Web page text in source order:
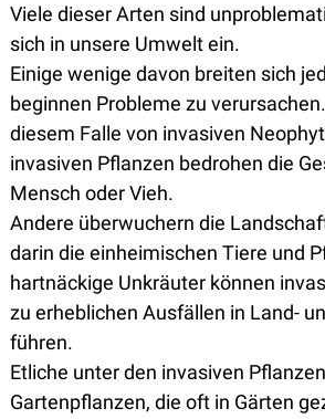
Viele dieser Arten sind
sich in unsere Umwelt ein.
Einige wenige davon breiten sich
beginnen Probleme zu
diesem Falle von invasiven
invasiven Pflanzen bedrohen die
Mensch oder Vieh.
Andere überwuchern die
darin die einheimischen Tiere und
hartnäckige Unkräuter können
zu erheblichen Ausfällen in Land-
führen.
Etliche unter den invasiven
Gartenpflanzen, die oft in Gärten